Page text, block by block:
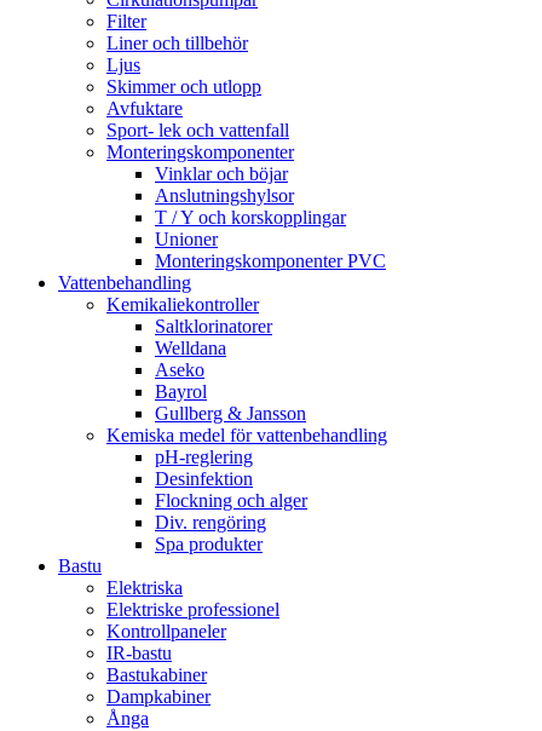
Filter
Liner och tillbehör
Ljus
Skimmer och utlopp
Avfuktare
Sport- lek och vattenfall
Monteringskomponenter
Vinklar och böjar
Anslutningshylsor
T / Y och korskopplingar
Unioner
Monteringskomponenter PVC
Vattenbehandling
Kemikaliekontroller
Saltklorinatorer
Welldana
Aseko
Bayrol
Gullberg & Jansson
Kemiska medel för vattenbehandling
pH-reglering
Desinfektion
Flockning och alger
Div. rengöring
Spa produkter
Bastu
Elektriska
Elektriske professionel
Kontrollpaneler
IR-bastu
Bastukabiner
Dampkabiner
Ånga